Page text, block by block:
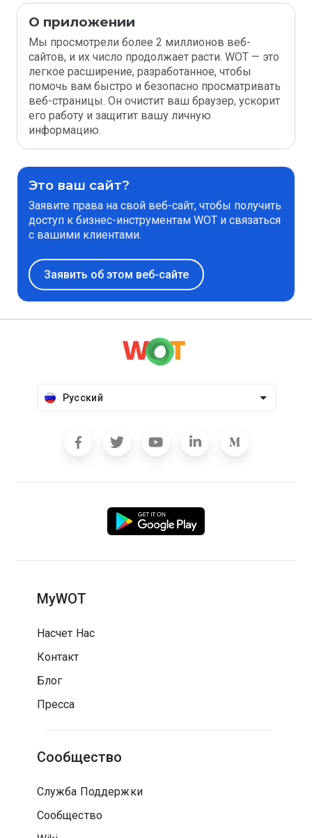
О приложении
Мы просмотрели более 2 миллионов веб-
сайтов, и их число продолжает расти. WOT — это
легкое расширение, разработанное, чтобы
помочь вам быстро и безопасно просматривать
веб-страницы. Он очистит ваш браузер, ускорит
его работу и защитит вашу личную
информацию.
Это ваш сайт?
Заявите права на свой веб-сайт, чтобы получить
доступ к бизнес-инструментам WOT и связаться
с вашими клиентами.
Заявить об этом веб-сайте
Русский
MyWOT
Насчет Нас
Контакт
Блог
Пресса
Сообщество
Служба Поддержки
Сообщество